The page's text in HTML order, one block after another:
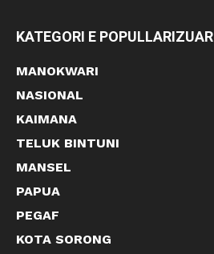
KATEGORI E POPULLARIZUAR
MANOKWARI
NASIONAL
KAIMANA
TELUK BINTUNI
MANSEL
PAPUA
PEGAF
KOTA SORONG